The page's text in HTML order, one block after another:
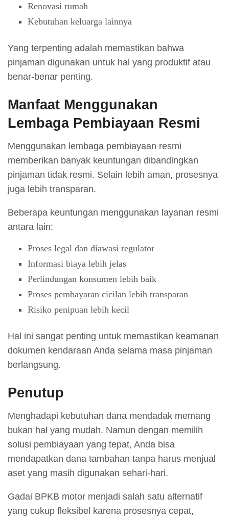
Renovasi rumah
Kebutuhan keluarga lainnya
Yang terpenting adalah memastikan bahwa
pinjaman digunakan untuk hal yang produktif atau
benar-benar penting.
Manfaat Menggunakan
Lembaga Pembiayaan Resmi
Menggunakan lembaga pembiayaan resmi
memberikan banyak keuntungan dibandingkan
pinjaman tidak resmi. Selain lebih aman, prosesnya
juga lebih transparan.
Beberapa keuntungan menggunakan layanan resmi
antara lain:
Proses legal dan diawasi regulator
Informasi biaya lebih jelas
Perlindungan konsumen lebih baik
Proses pembayaran cicilan lebih transparan
Risiko penipuan lebih kecil
Hal ini sangat penting untuk memastikan keamanan
dokumen kendaraan Anda selama masa pinjaman
berlangsung.
Penutup
Menghadapi kebutuhan dana mendadak memang
bukan hal yang mudah. Namun dengan memilih
solusi pembiayaan yang tepat, Anda bisa
mendapatkan dana tambahan tanpa harus menjual
aset yang masih digunakan sehari-hari.
Gadai BPKB motor menjadi salah satu alternatif
yang cukup fleksibel karena prosesnya cepat,